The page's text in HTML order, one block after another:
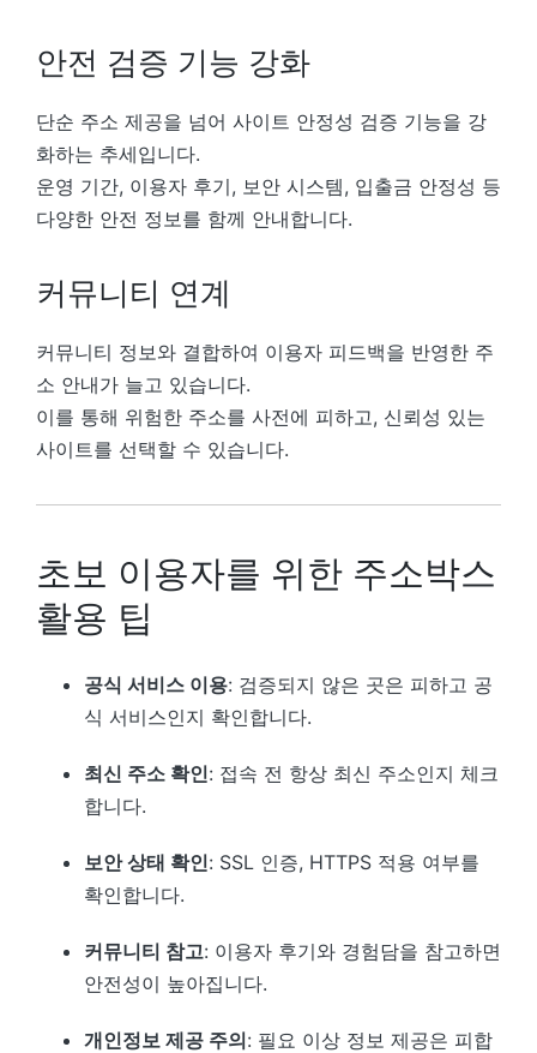
안전 검증 기능 강화
단순 주소 제공을 넘어 사이트 안정성 검증 기능을 강
화하는 추세입니다.
운영 기간, 이용자 후기, 보안 시스템, 입출금 안정성 등
다양한 안전 정보를 함께 안내합니다.
커뮤니티 연계
커뮤니티 정보와 결합하여 이용자 피드백을 반영한 주
소 안내가 늘고 있습니다.
이를 통해 위험한 주소를 사전에 피하고, 신뢰성 있는
사이트를 선택할 수 있습니다.
초보 이용자를 위한 주소박스
활용 팁
공식 서비스 이용: 검증되지 않은 곳은 피하고 공
식 서비스인지 확인합니다.
최신 주소 확인: 접속 전 항상 최신 주소인지 체크
합니다.
보안 상태 확인: SSL 인증, HTTPS 적용 여부를
확인합니다.
커뮤니티 참고: 이용자 후기와 경험담을 참고하면
안전성이 높아집니다.
개인정보 제공 주의: 필요 이상 정보 제공은 피합